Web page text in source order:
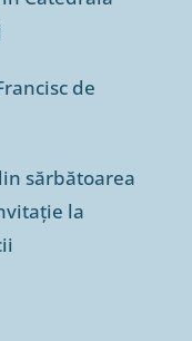
de
sărbătoarea
la